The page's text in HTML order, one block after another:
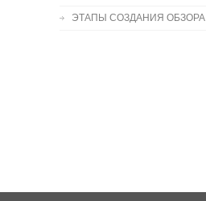
ЭТАПЫ СОЗДАНИЯ ОБЗОРА